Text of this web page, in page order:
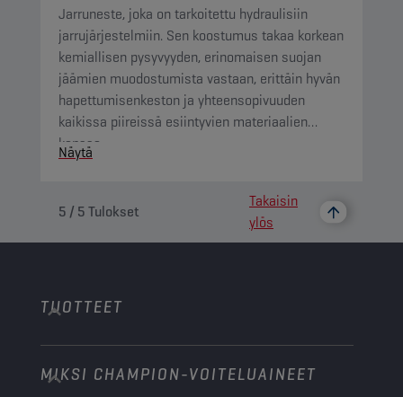
Jarruneste, joka on tarkoitettu hydraulisiin
jarrujärjestelmiin. Sen koostumus takaa korkean
kemiallisen pysyvyyden, erinomaisen suojan
jäämien muodostumista vastaan, erittäin hyvän
hapettumisenkeston ja yhteensopivuuden
kaikissa piireissä esiintyvien materiaalien
kanssa.
Näytä
5 / 5Tulokset
Takaisin
ylös
TUOTTEET
Henkilöautot
MIKSI CHAMPION-VOITELUAINEET